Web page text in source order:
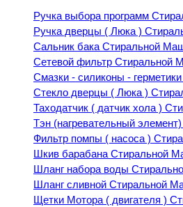
Ручка выбора программ
Ручка дверцы ( Люка )
Сальник бака Стиральной
Сетевой фильтр Стиральной
Смазки - силиконы -
Стекло дверцы ( Люка )
Таходатчик ( датчик хола )
Тэн (нагревательный
Фильтр помпы ( насоса )
Шкив барабана Стиральной
Шланг набора воды
Шланг сливной Стиральной
Щетки Мотора ( двигателя )